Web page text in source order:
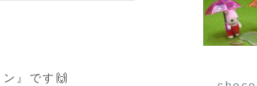
』です🙌